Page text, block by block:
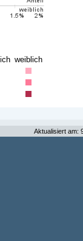
weiblich
Aktualisiert am: